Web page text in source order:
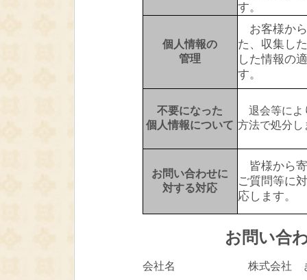
す。
個人情報の
管理
お客様から
た、収集し
した情報の
す。
不要になった
個人情報について
退会等によ
方法で処分し
お問い合わせに
対する対応
皆様から寄
ご質問等に
応します。
お問い合
会社名 株式会社